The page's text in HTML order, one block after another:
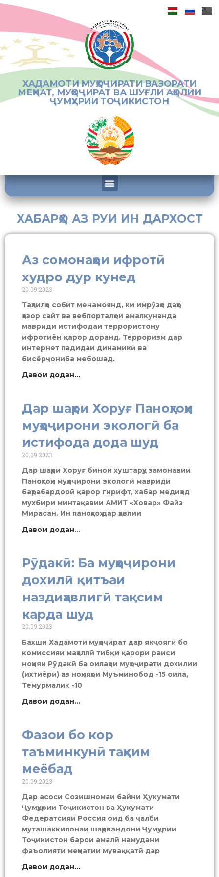
ХАДАМОТИ МУҲОҶИРАТИ ВАЗОРАТИ
МЕҲНАТ, МУҲОҶИРАТ ВА ШУҒЛИ АҲОЛИИ
ҶУМҲУРИИ ТОҶИКИСТОН
ХАБАРҲО АЗ РУИ ИН ДАРХОСТ
Аз сомонаҳои ифротӣ
худро дур кунед
20.09.2023
Таҳлилҳо собит менамоянд, ки имрӯзҳо даҳҳо
ҳазор сайт ва вебпорталҳои амалкунанда
мавриди истифодаи террористону
ифротиён қарор доранд. Терроризм дар
интернет падидаи динамикӣ ва
бисёрҷониба мебошад.
Давом додан...
Дар шаҳри Хоруғ Паноҳгоҳи
муҳоҷирони экологӣ ба
истифода дода шуд
20.09.2023
Дар шаҳри Хоруғ бинои хуштарҳу замонавии
Паноҳгоҳи муҳоҷирони экологӣ мавриди
баҳрабардорӣ қарор гирифт, хабар медиҳад
мухбири минтақавии АМИТ «Ховар» Файз
Мирасан. Ин паноҳгоҳ дар ҳавлии
Давом додан...
Рӯдакӣ: Ба муҳоҷирони
дохилӣ қитъаи
наздиҳавлигӣ тақсим
карда шуд
20.09.2023
Бахши Хадамоти муҳоҷират дар якҷоягӣ бо
комиссияи маҳаллӣ тибқи қарори раиси
ноҳияи Рӯдакӣ ба оилаҳои муҳоҷирати дохилии
(ихтиёрӣ) аз ноҳияҳои Муъминобод -15 оила,
Темурмалик -10
Давом додан...
Фазои бо кор
таъминкунӣ таҳким
меёбад
20.09.2023
Дар асоси Созишномаи байни Ҳукумати
Ҷумҳурии Тоҷикистон ва Ҳукумати
Федератсияи Россия оид ба ҷалби
муташаккилонаи шаҳрвандони Ҷумҳурии
Тоҷикистон барои амалӣ намудани
фаъолияти меҳнатии муваққатӣ дар
Давом додан...